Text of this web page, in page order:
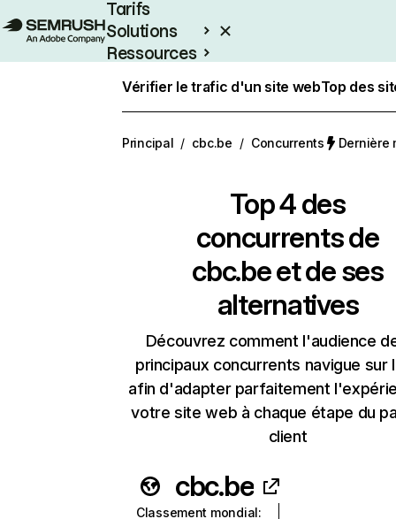
Tarifs
Solutions
Ressources
Vérifier le trafic d'un site webTop des
Principal / cbc.be / Concurrents Dernière
Top 4 des
concurrents de
cbc.be et de ses
alternatives
Découvrez comment l'audience
principaux concurrents navigue sur
afin d'adapter parfaitement
votre site web à chaque étape du
client
cbc.be
Classement mondial: